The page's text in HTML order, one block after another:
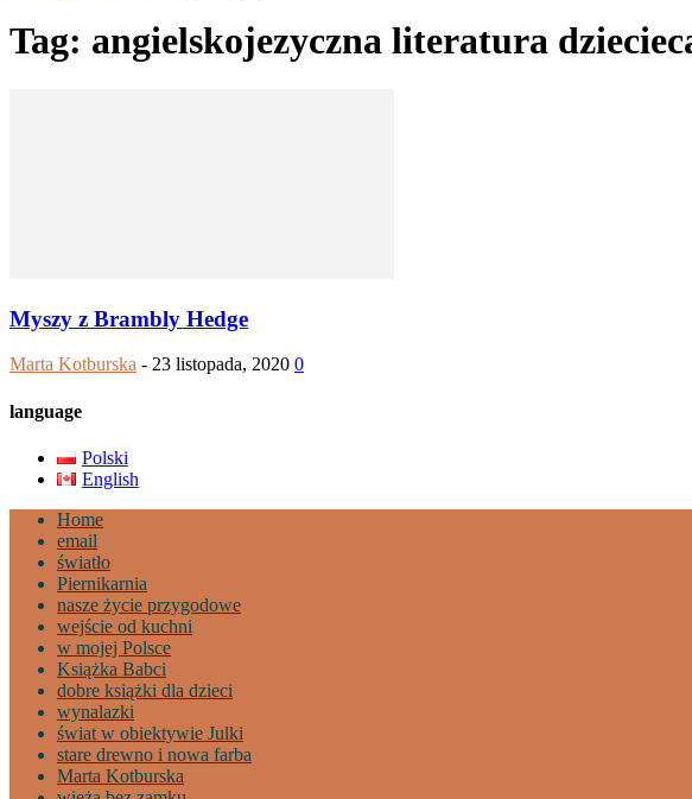
Tag: angielskojezyczna literatura
Myszy z Brambly Hedge
Marta Kotburska - 23 listopada, 2020 0
language
Polski
English
Home
email
światło
Piernikarnia
nasze życie przygodowe
wejście od kuchni
w mojej Polsce
Książka Babci
dobre książki dla dzieci
wynalazki
świat w obiektywie Julki
stare drewno i nowa farba
Marta Kotburska